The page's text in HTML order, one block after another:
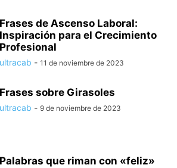
Frases de Ascenso Laboral:
Inspiración para el Crecimiento
Profesional
ultracab - 11 de noviembre de 2023
Frases sobre Girasoles
ultracab - 9 de noviembre de 2023
Palabras que riman con «feliz»